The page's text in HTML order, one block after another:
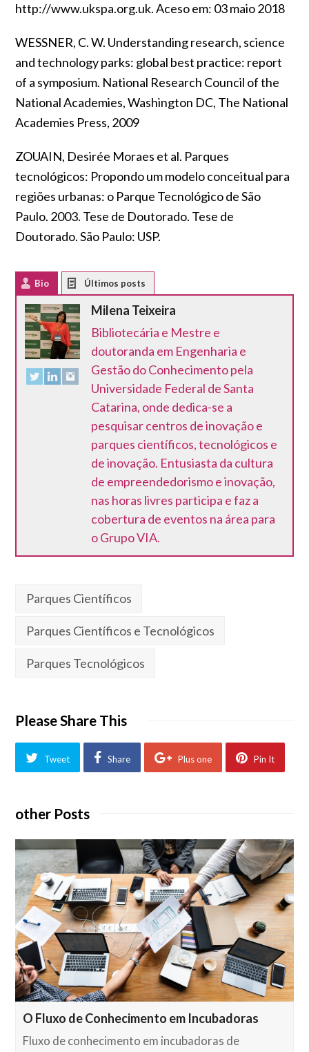
http://www.ukspa.org.uk. Aceso em: 03 maio 2018
WESSNER, C. W. Understanding research, science
and technology parks: global best practice: report
of a symposium. National Research Council of the
National Academies, Washington DC, The National
Academies Press, 2009
ZOUAIN, Desirée Moraes et al. Parques
tecnológicos: Propondo um modelo conceitual para
regiões urbanas: o Parque Tecnológico de São
Paulo. 2003. Tese de Doutorado. Tese de
Doutorado. São Paulo: USP.
Bio
Milena Teixeira
Bibliotecária e Mestre e
doutoranda em Engenharia e
Gestão do Conhecimento pela
Universidade Federal de Santa
Catarina, onde dedica-se a
pesquisar centros de inovação e
parques científicos, tecnológicos e
de inovação. Entusiasta da cultura
de empreendedorismo e inovação,
nas horas livres participa e faz a
cobertura de eventos na área para
o Grupo VIA.
Parques Científicos
Parques Científicos e Tecnológicos
Parques Tecnológicos
Please Share This
Tweet Share Plus one Pin It
other Posts
O Fluxo de Conhecimento em Incubadoras
Fluxo de conhecimento em incubadoras de